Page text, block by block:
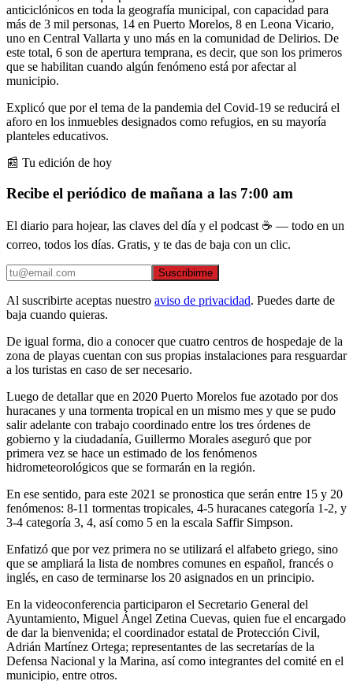
anticiclónicos en toda la geografía municipal, con capacidad para
más de 3 mil personas, 14 en Puerto Morelos, 8 en Leona Vicario,
uno en Central Vallarta y uno más en la comunidad de Delirios. De
este total, 6 son de apertura temprana, es decir, que son los primeros
que se habilitan cuando algún fenómeno está por afectar al
municipio.
Explicó que por el tema de la pandemia del Covid-19 se reducirá el
aforo en los inmuebles designados como refugios, en su mayoría
planteles educativos.
📰 Tu edición de hoy
Recibe el periódico de mañana a las 7:00 am
El diario para hojear, las claves del día y el podcast ☕ — todo en un
correo, todos los días. Gratis, y te das de baja con un clic.
Suscribirme
Al suscribirte aceptas nuestro aviso de privacidad. Puedes darte de
baja cuando quieras.
De igual forma, dio a conocer que cuatro centros de hospedaje de la
zona de playas cuentan con sus propias instalaciones para resguardar
a los turistas en caso de ser necesario.
Luego de detallar que en 2020 Puerto Morelos fue azotado por dos
huracanes y una tormenta tropical en un mismo mes y que se pudo
salir adelante con trabajo coordinado entre los tres órdenes de
gobierno y la ciudadanía, Guillermo Morales aseguró que por
primera vez se hace un estimado de los fenómenos
hidrometeorológicos que se formarán en la región.
En ese sentido, para este 2021 se pronostica que serán entre 15 y 20
fenómenos: 8-11 tormentas tropicales, 4-5 huracanes categoría 1-2, y
3-4 categoría 3, 4, así como 5 en la escala Saffir Simpson.
Enfatizó que por vez primera no se utilizará el alfabeto griego, sino
que se ampliará la lista de nombres comunes en español, francés o
inglés, en caso de terminarse los 20 asignados en un principio.
En la videoconferencia participaron el Secretario General del
Ayuntamiento, Miguel Ángel Zetina Cuevas, quien fue el encargado
de dar la bienvenida; el coordinador estatal de Protección Civil,
Adrián Martínez Ortega; representantes de las secretarías de la
Defensa Nacional y la Marina, así como integrantes del comité en el
municipio, entre otros.